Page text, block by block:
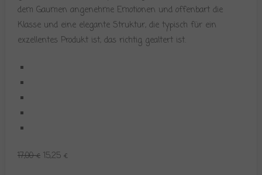
dem Gaumen angenehme Emotionen und offenbart die
Klasse und eine elegante Struktur, die typisch für ein
exzellentes Produkt ist, das richtig gealtert ist.
17,00 € 15,25 €